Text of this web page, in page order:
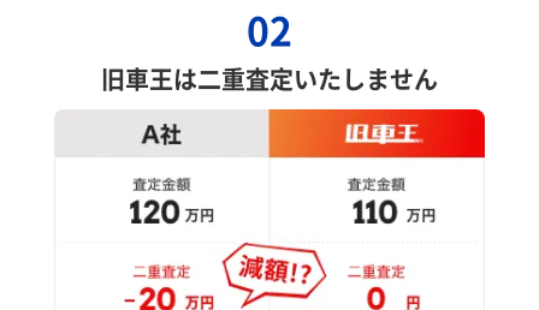
02
旧車王は二重査定いたしません